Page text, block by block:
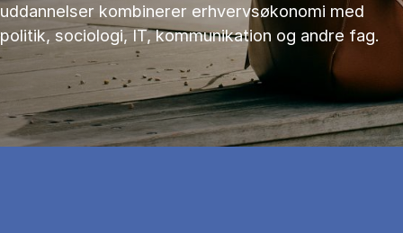
uddannelser kombinerer erhvervsøkonomi med
politik, sociologi, IT, kommunikation og andre fag.